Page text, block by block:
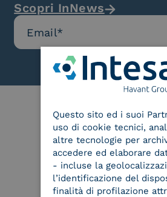
Scopri InNews
Le nostre
Questo sito ed i suoi
uso di cookie tecnici,
altre tecnologie per
accedere ed elaborare
- incluse la
l’identificazione del
finalità di profilazione